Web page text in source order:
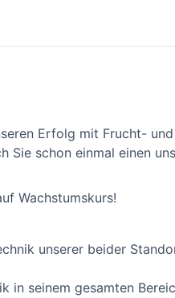
Erfolg mit Frucht-
Sie schon einmal einen
Wachstumskurs!
unserer beider
in seinem gesamten